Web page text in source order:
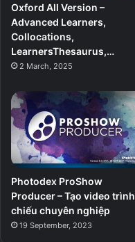
Oxford All Version –
Advanced Learners,
Collocations,
LearnersThesaurus,…
2 March, 2025
Photodex ProShow
Producer – Tạo video trình
chiếu chuyên nghiệp
19 September, 2023